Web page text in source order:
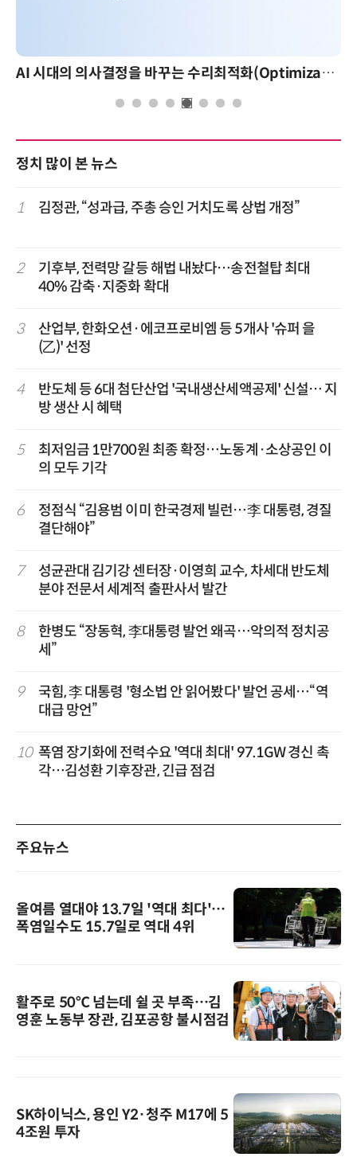
AI 시대의 의사결정을 바꾸는 수리최적화(Optimization): 실제 산업 적용 사례와 활용 전략
정치 많이 본 뉴스
1 김정관, “성과급, 주총 승인 거치도록 상법 개정”
2
기후부, 전력망 갈등 해법 내놨다…송전철탑 최대
40% 감축·지중화 확대
3
산업부, 한화오션·에코프로비엠 등 5개사 '슈퍼 을
(乙)' 선정
4
반도체 등 6대 첨단산업 '국내생산세액공제' 신설… 지
방 생산 시 혜택
5
최저임금 1만700원 최종 확정…노동계·소상공인 이
의 모두 기각
6
정점식 “김용범 이미 한국경제 빌런…李 대통령, 경질
결단해야”
7
성균관대 김기강 센터장·이영희 교수, 차세대 반도체
분야 전문서 세계적 출판사서 발간
8
한병도 “장동혁, 李대통령 발언 왜곡…악의적 정치공
세”
9
국힘, 李 대통령 '형소법 안 읽어봤다' 발언 공세…“역
대급 망언”
10 폭염 장기화에 전력수요 '역대 최대' 97.1GW 경신 촉
각…김성환 기후장관, 긴급 점검
주요뉴스
올여름 열대야 13.7일 '역대 최다'…
폭염일수도 15.7일로 역대 4위
활주로 50℃ 넘는데 쉴 곳 부족…김
영훈 노동부 장관, 김포공항 불시점검
SK하이닉스, 용인 Y2·청주 M17에 5
4조원 투자